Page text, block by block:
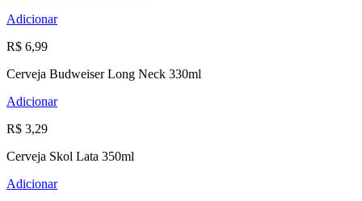
Adicionar
R$ 6,99
Cerveja Budweiser Long Neck 330ml
Adicionar
R$ 3,29
Cerveja Skol Lata 350ml
Adicionar